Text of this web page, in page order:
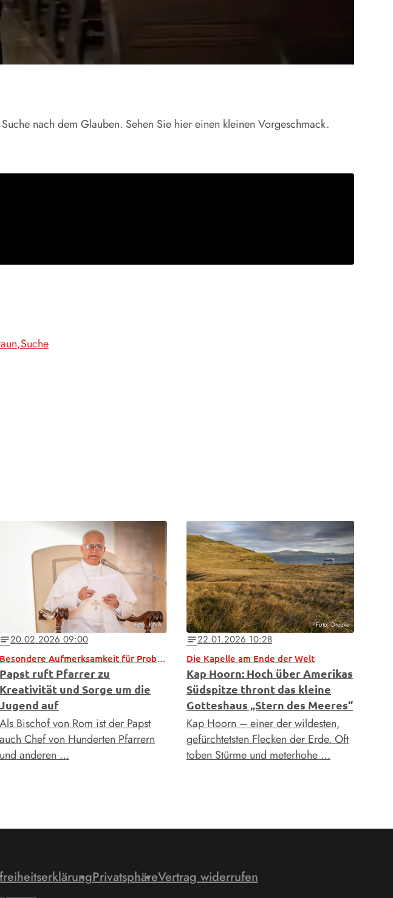
nach dem Glauben. Sehen Sie hier einen kleinen Vorgeschmack.
Suche
Foto: KNA
notes20.02.2026 09:00
Besondere Aufmerksamkeit für Probleme junger Menschen
Papst ruft Pfarrer zu
Kreativität und Sorge um die
Jugend auf
Als Bischof von Rom ist der Papst
auch Chef von Hunderten Pfarrern
und anderen …
Foto: Drouve
notes22.01.2026 10:28
Die Kapelle am Ende der Welt
Kap Hoorn: Hoch über Amerikas
Südspitze thront das kleine
Gotteshaus „Stern des Meeres“
Kap Hoorn – einer der wildesten,
gefürchtetsten Flecken der Erde. Oft
toben Stürme und ­meterhohe …
PrivatsphäreVertrag widerrufen